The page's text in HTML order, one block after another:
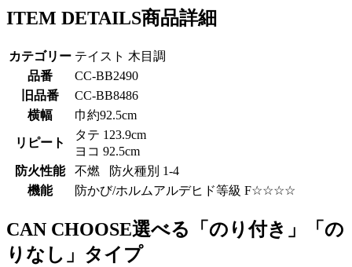
ITEM DETAILS商品詳細
カテゴリー テイスト 木目調
品番
CC-BB2490
旧品番
CC-BB8486
横幅
巾約92.5cm
リピート
タテ 123.9cm
ヨコ 92.5cm
防火性能
不燃 防火種別 1-4
機能
防かび/ホルムアルデヒド等級 F☆☆☆☆
CAN CHOOSE選べる「のり付き」「の
りなし」タイプ